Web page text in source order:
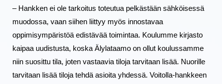
– Hankken ei ole tarkoitus toteutua pelkästään sähköisessä
muodossa, vaan siihen liittyy myös innostavaa
oppimisympäristöä edistävää toimintaa. Koulumme kirjasto
kaipaa uudistusta, koska Älylataamo on ollut koulussamme
niin suosittu tila, joten vastaavia tiloja tarvitaan lisää. Nuorille
tarvitaan lisää tiloja tehdä asioita yhdessä. Voitolla-hankkeen